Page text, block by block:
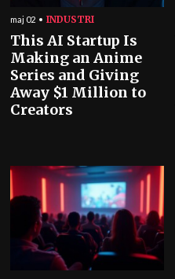
maj 02 INDUSTRI
This AI Startup Is
Making an Anime
Series and Giving
Away $1 Million to
Creators